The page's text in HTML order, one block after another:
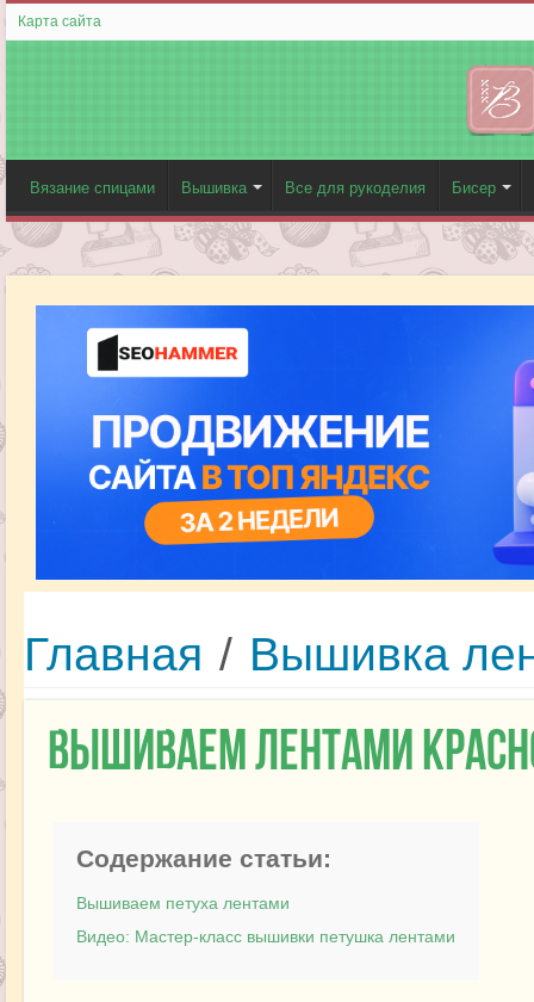
Карта сайта
Вязание спицами Вышивка Все для рукоделия Бисер
Главная / Вышивка
Вышиваем лентами
Содержание статьи:
Вышиваем петуха лентами
Видео: Мастер-класс вышивки петушка лентами